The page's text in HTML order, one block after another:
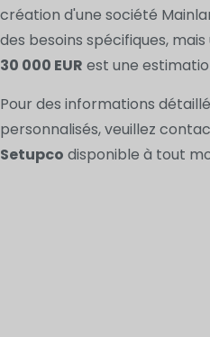
création d'une société
des besoins spécifiques,
30 000 EUR est une
Pour des informations
personnalisés, veuillez
Setupco disponible à tout